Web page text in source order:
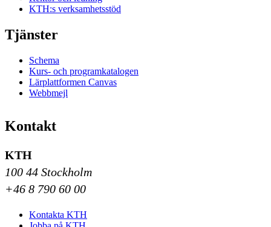
KTH:s verksamhetsstöd
Tjänster
Schema
Kurs- och programkatalogen
Lärplattformen Canvas
Webbmejl
Kontakt
KTH
100 44 Stockholm
+46 8 790 60 00
Kontakta KTH